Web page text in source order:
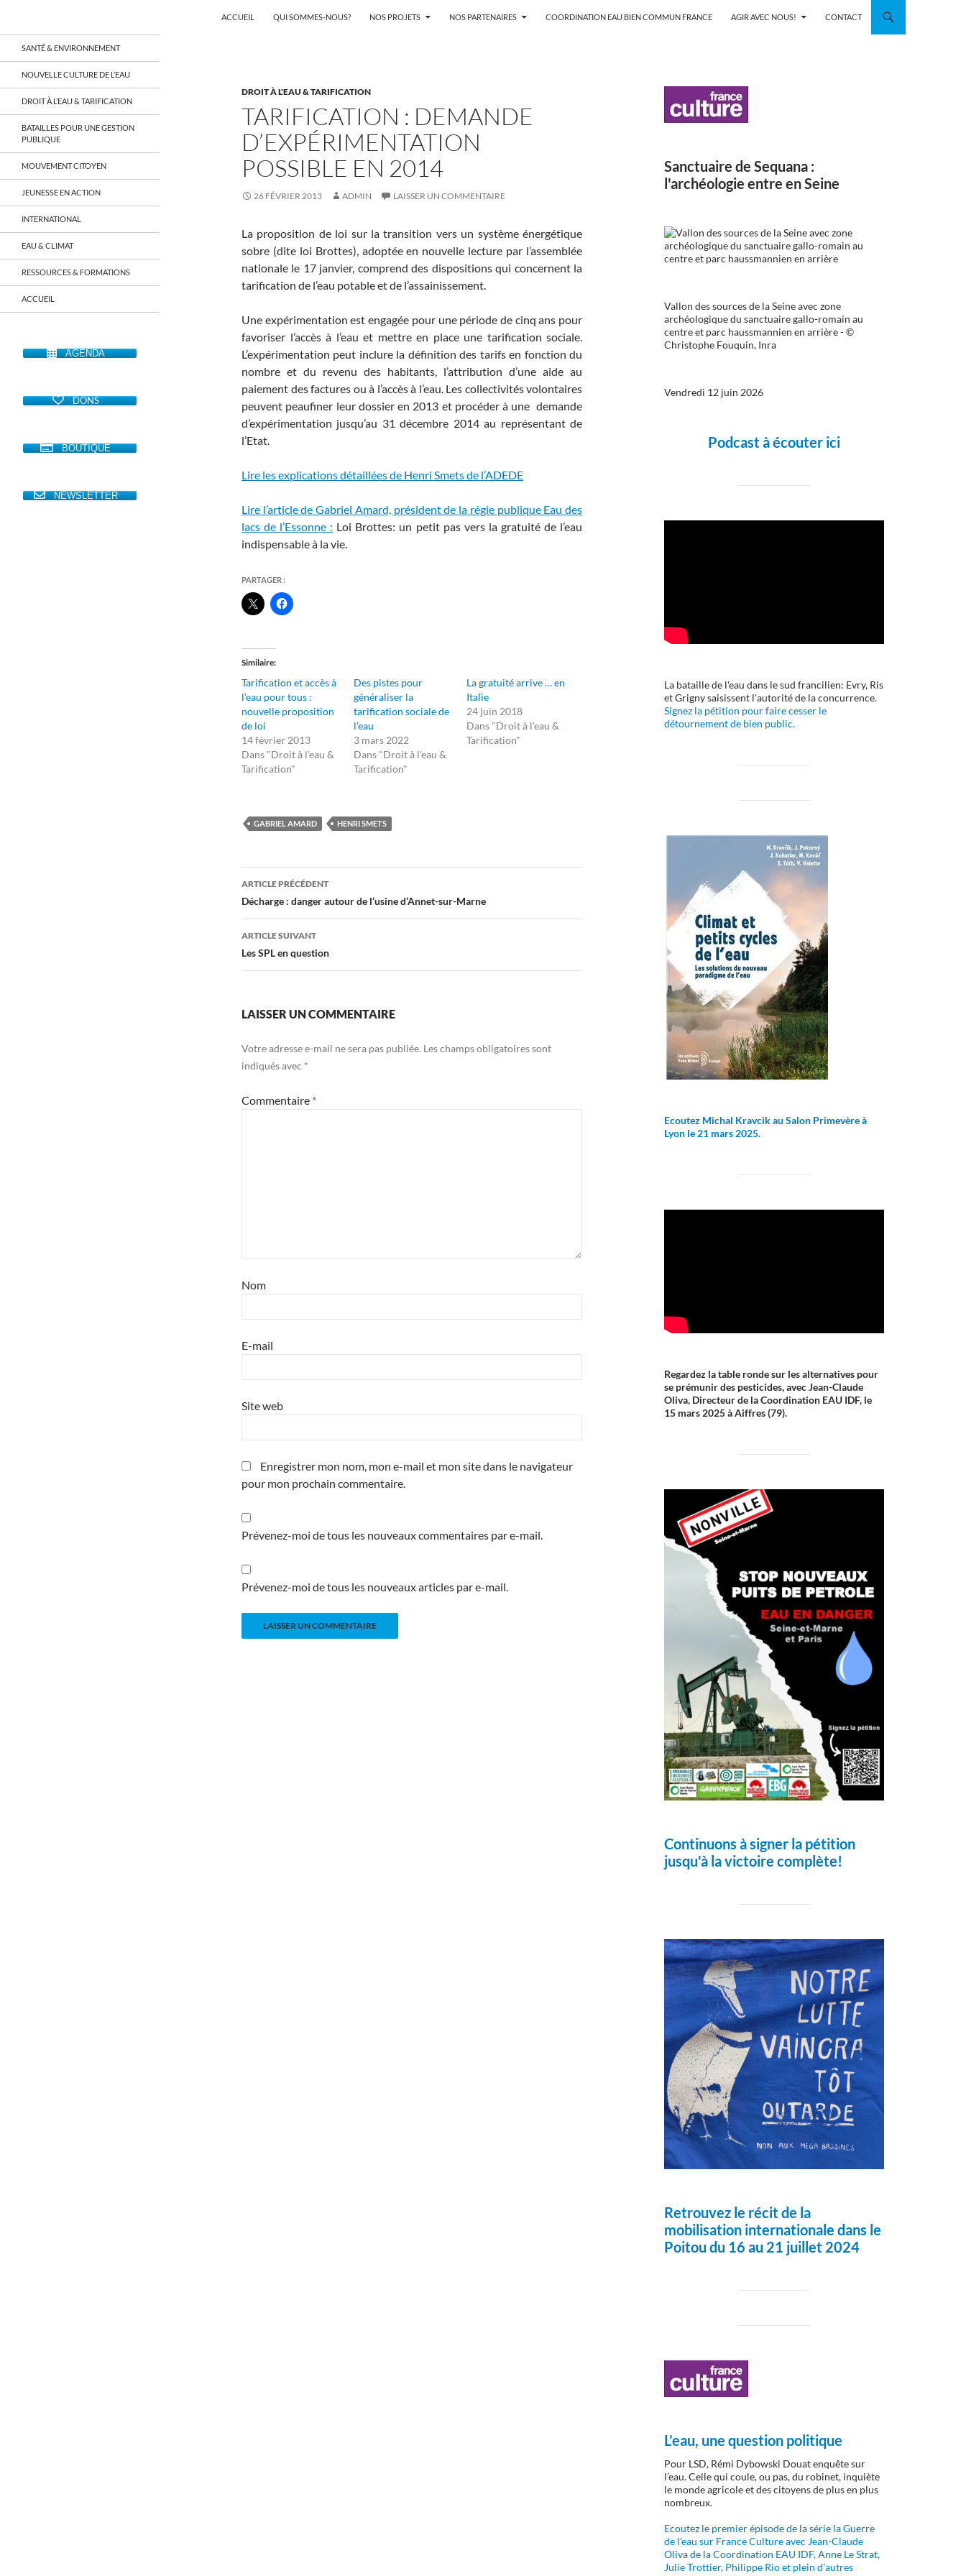
Aller
au
contenu
ACCUEIL QUI SOMMES-NOUS? NOS PROJETS NOS PARTENAIRES COORDINATION EAU BIEN COMMUN FRANCE AGIR AVEC NOUS! CONTACT
DROIT À L'EAU & TARIFICATION
TARIFICATION : DEMANDE
D’EXPÉRIMENTATION
POSSIBLE EN 2014
26 FÉVRIER 2013 ADMIN LAISSER UN COMMENTAIRE
La proposition de loi sur la transition vers un système énergétique
sobre (dite loi Brottes), adoptée en nouvelle lecture par l’assemblée
nationale le 17 janvier, comprend des dispositions qui concernent la
tarification de l’eau potable et de l’assainissement.
Une expérimentation est engagée pour une période de cinq ans pour
favoriser l’accès à l’eau et mettre en place une tarification sociale.
L’expérimentation peut inclure la définition des tarifs en fonction du
nombre et du revenu des habitants, l’attribution d’une aide au
paiement des factures ou à l’accès à l’eau. Les collectivités volontaires
peuvent peaufiner leur dossier en 2013 et procéder à une demande
d’expérimentation jusqu’au 31 décembre 2014 au représentant de
l’Etat.
Lire les explications détaillées de Henri Smets de l’ADEDE
Lire l’article de Gabriel Amard, président de la régie publique Eau des
lacs de l’Essonne : Loi Brottes: un petit pas vers la gratuité de l’eau
indispensable à la vie.
PARTAGER :
Similaire
Tarification et accès à
l’eau pour tous :
nouvelle proposition
de loi
14 février 2013
Dans "Droit à l'eau &
Tarification"
Des pistes pour
généraliser la
tarification sociale de
l’eau
3 mars 2022
Dans "Droit à l'eau &
Tarification"
La gratuité arrive … en
Italie
24 juin 2018
Dans "Droit à l'eau &
Tarification"
GABRIEL AMARD HENRI SMETS
Navigation
des
articles
ARTICLE PRÉCÉDENT
Décharge : danger autour de l’usine d’Annet-sur-Marne
ARTICLE SUIVANT
Les SPL en question
LAISSER UN COMMENTAIRE
Votre adresse e-mail ne sera pas publiée. Les champs obligatoires sont
indiqués avec *
Commentaire *
Nom
E-mail
Site web
Enregistrer mon nom, mon e-mail et mon site dans le navigateur
pour mon prochain commentaire.
Prévenez-moi de tous les nouveaux commentaires par e-mail.
Prévenez-moi de tous les nouveaux articles par e-mail.
Sanctuaire de Sequana :
l'archéologie entre en Seine
Vallon des sources de la Seine avec zone
archéologique du sanctuaire gallo-romain au
centre et parc haussmannien en arrière - ©
Christophe Fouquin, Inra
Vendredi 12 juin 2026
Podcast à écouter ici
La bataille de l'eau dans le sud francilien: Evry, Ris
et Grigny saisissent l'autorité de la concurrence.
Signez la pétition pour faire cesser le
détournement de bien public.
Ecoutez Michal Kravcik au Salon Primevère à
Lyon le 21 mars 2025.
Regardez la table ronde sur les alternatives pour
se prémunir des pesticides, avec Jean-Claude
Oliva, Directeur de la Coordination EAU IDF, le
15 mars 2025 à Aiffres (79).
Continuons à signer la pétition
jusqu'à la victoire complète!
Retrouvez le récit de la
mobilisation internationale dans le
Poitou du 16 au 21 juillet 2024
L’eau, une question politique
Pour LSD, Rémi Dybowski Douat enquête sur
l’eau. Celle qui coule, ou pas, du robinet, inquiète
le monde agricole et des citoyens de plus en plus
nombreux.
Ecoutez le premier épisode de la série la Guerre
de l'eau sur France Culture avec Jean-Claude
Oliva de la Coordination EAU IDF, Anne Le Strat,
Julie Trottier, Philippe Rio et plein d'autres
un réseau qui réunit citoyens et
associations autour de la ressource
territoire français, sur tous les
économique, juridique, de la santé,
culturel…
SANTÉ & ENVIRONNEMENT
NOUVELLE CULTURE DE L’EAU
DROIT À L’EAU & TARIFICATION
BATAILLES POUR UNE GESTION
PUBLIQUE
MOUVEMENT CITOYEN
JEUNESSE EN ACTION
INTERNATIONAL
EAU & CLIMAT
RESSOURCES & FORMATIONS
ACCUEIL
AGENDA
DONS
BOUTIQUE
NEWSLETTER